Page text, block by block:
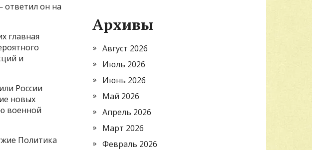
ответил он на
главная
и
России
новых
военной
Политика
Архивы
Август 2026
Июль 2026
Июнь 2026
Май 2026
Апрель 2026
Март 2026
Февраль 2026